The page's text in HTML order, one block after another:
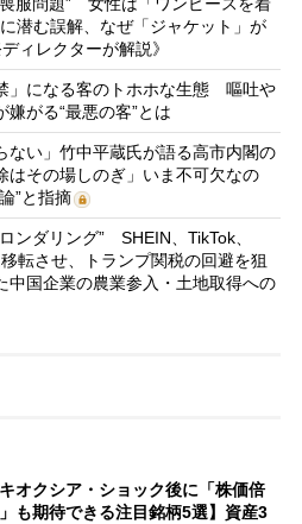
服問題” 女性は「ワンピースを着
潜む誤解、なぜ「ジャケット」が
ィレクターが解説》
」になる客のトホホな生態 嘔吐や
がる“最悪の客”とは
ない」竹中平蔵氏が語る高市内閣の
その場しのぎ」いま不可欠なの
”と指摘
ンダリング” SHEIN、TikTok、
転させ、トランプ関税の回避を狙
国企業の農業参入・土地取得への
キオクシア・ショック後に「株価倍
も期待できる注目銘柄5選】資産3